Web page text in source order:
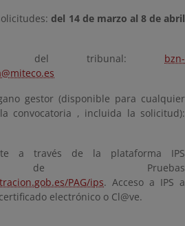
del 14 de marzo al 8 de abril
del tribunal: bzn-
gestor (disponible para cualquier
convocatoria , incluida la solicitud):
a través de la plataforma IPS
de Pruebas
PAG/ips. Acceso a IPS a
electrónico o Cl@ve.